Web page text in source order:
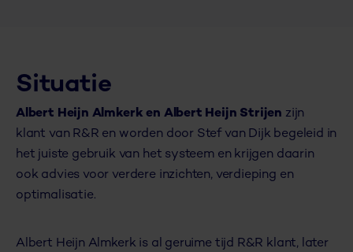
Situatie
Albert Heijn Almkerk en Albert Heijn Strijen zijn
klant van R&R en worden door Stef van Dijk begeleid in
het juiste gebruik van het systeem en krijgen daarin
ook advies voor verdere inzichten, verdieping en
optimalisatie.
Albert Heijn Almkerk is al geruime tijd R&R klant, later